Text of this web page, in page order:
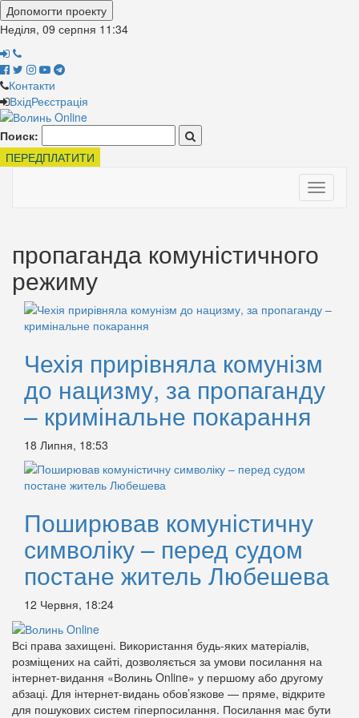
Допомогти проекту
Неділя, 09 серпня 11:34
Контакти
ВхідРеєстрація
Поиск:
ПЕРЕДПЛАТИТИ
Toggle
пропаганда комуністичного
режиму
Чехія прирівняла комунізм
до нацизму, за пропаганду
– кримінальне покарання
18 Липня, 18:53
Поширював комуністичну
символіку – перед судом
постане житель Любешева
12 Червня, 18:24
Всі права захищені. Використання будь-яких матеріалів,
розміщених на сайті, дозволяється за умови посилання на
інтернет-видання «Волинь Online» у першому або другому
абзаці. Для інтернет-видань обов’язкове — пряме, відкрите
для пошукових систем гіперпосилання. Посилання має бути